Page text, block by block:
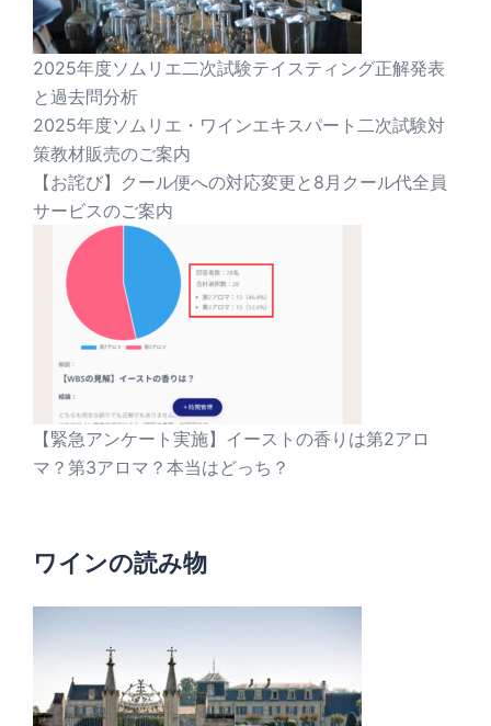
2025年度ソムリエ二次試験テイスティング正解発表
と過去問分析
2025年度ソムリエ・ワインエキスパート二次試験対
策教材販売のご案内
【お詫び】クール便への対応変更と8月クール代全員
サービスのご案内
【緊急アンケート実施】イーストの香りは第2アロ
マ？第3アロマ？本当はどっち？
ワインの読み物